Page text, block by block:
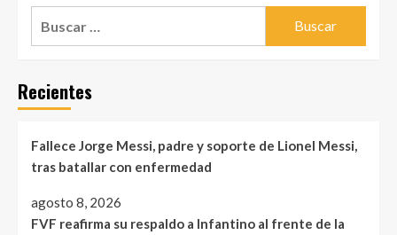
Recientes
Fallece Jorge Messi, padre y soporte de Lionel Messi,
tras batallar con enfermedad
agosto 8, 2026
FVF reafirma su respaldo a Infantino al frente de la